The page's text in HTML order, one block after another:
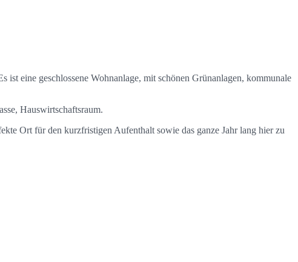
eine geschlossene Wohnanlage, mit schönen Grünanlagen, kommunale
Hauswirtschaftsraum.
Ort für den kurzfristigen Aufenthalt sowie das ganze Jahr lang hier zu